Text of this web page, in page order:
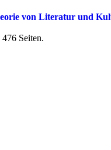
von Literatur und
Seiten.